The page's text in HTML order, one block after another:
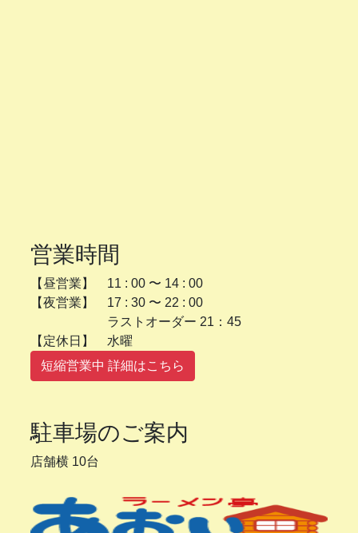
営業時間
【昼営業】 11 : 00 〜 14 : 00
【夜営業】 17 : 30 〜 22 : 00
ラストオーダー 21：45
【定休日】 水曜
短縮営業中 詳細はこちら
駐車場のご案内
店舗横 10台